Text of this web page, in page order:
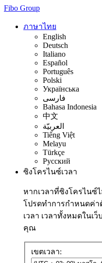
Fibo Group
ภาษาไทย
English
Deutsch
Italiano
Español
Português
Polski
Українська
فارسی
Bahasa Indonesia
中文
العربيّة
Tiếng Việt
Melayu
Türkçe
Русский
ซิงโครไนซ์เวลา
หากเวลาที่ซิงโครไนซ์
โปรดทำการกำหนดค่า
เวลา เวลาทั้งหมดในเ
คุณ
เขตเวลา: